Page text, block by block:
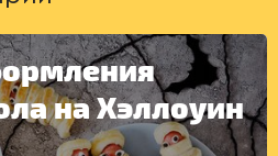
на Хэллоуин